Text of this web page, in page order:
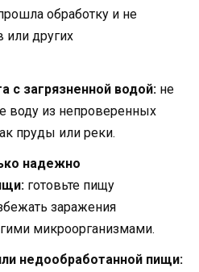
обработку и не
или других
с загрязненной водой: не
воду из непроверенных
пруды или реки.
надежно
готовьте пищу
заражения
микроорганизмами.
недообработанной пищи: